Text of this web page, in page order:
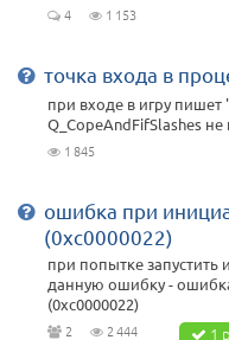
4 1 153
точка входа в
при входе в игру пишет
Q_CopeAndFifSlashes
1 845
ошибка при
(0xc0000022)
при попытке запустить
данную ошибку -
(0xc0000022)
2 2 444 1